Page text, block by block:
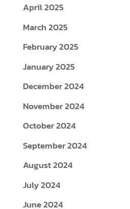
April 2025
March 2025
February 2025
January 2025
December 2024
November 2024
October 2024
September 2024
August 2024
July 2024
June 2024